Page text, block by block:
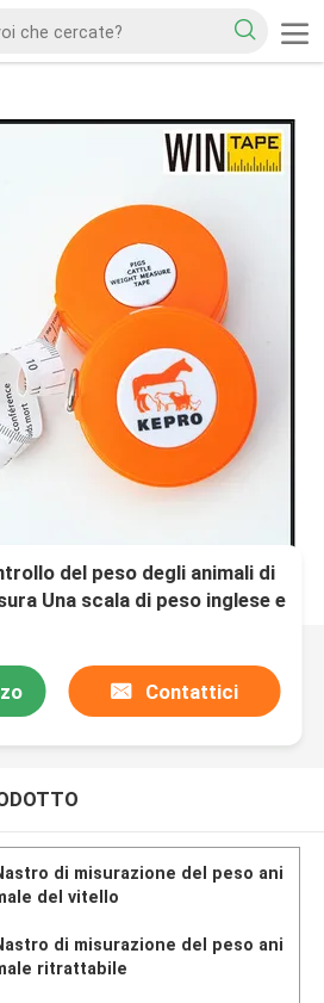
del peso degli animali di
Una scala di peso inglese e
veterinarie
Contattici
di misurazione del peso ani
del vitello
di misurazione del peso ani
ritrattabile